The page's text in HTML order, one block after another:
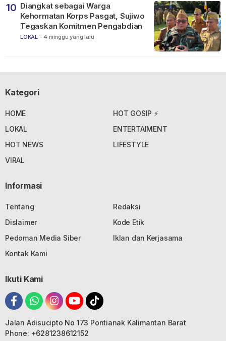
10 Diangkat sebagai Warga
Kehormatan Korps Pasgat, Sujiwo
Tegaskan Komitmen Pengabdian
LOKAL - 4 minggu yang lalu
Kategori
HOME
HOT GOSIP ⚡
LOKAL
ENTERTAIMENT
HOT NEWS
LIFESTYLE
VIRAL
Informasi
Tentang
Redaksi
Dislaimer
Kode Etik
Pedoman Media Siber
Iklan dan Kerjasama
Kontak Kami
Ikuti Kami
Jalan Adisucipto No 173 Pontianak Kalimantan Barat
Phone: +6281238612152